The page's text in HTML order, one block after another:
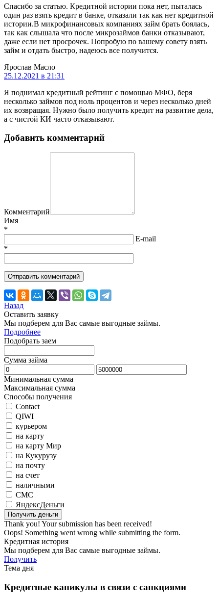
Спасибо за статью. Кредитной истории пока нет, пыталась
один раз взять кредит в банке, отказали так как нет кредитной
истории.В микрофинансовых компаниях займ брать боялась,
так как слышала что после микрозаймов банки отказывают,
даже если нет просрочек. Попробую по вашему совету взять
займ и отдать быстро, надеюсь все получится.
Ярослав Масло
25.12.2021 в 21:31
Я поднимал кредитный рейтинг с помощью МФО, беря
несколько займов под ноль процентов и через несколько дней
их возвращая. Нужно было получить кредит на развитие дела,
а с чистой КИ часто отказывают.
Добавить комментарий
Комментарий
Имя
*
E-mail
*
Назад
Оставить заявку
Мы подберем для Вас самые выгодные займы.
Подробнее
Подобрать заем
Сумма займа
Минимальная сумма
Максимальная сумма
Способы получения
Contact
QIWI
курьером
на карту
на карту Мир
на Кукурузу
на почту
на счет
наличными
СМС
ЯндексДеньги
Thank you! Your submission has been received!
Oops! Something went wrong while submitting the form.
Кредитная история
Мы подберем для Вас самые выгодные займы.
Получить
Тема дня
Кредитные каникулы в связи с санкциями